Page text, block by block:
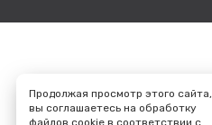
Продолжая просмотр этого сайта,
вы соглашаетесь на обработку
файлов cookie в соответствии с